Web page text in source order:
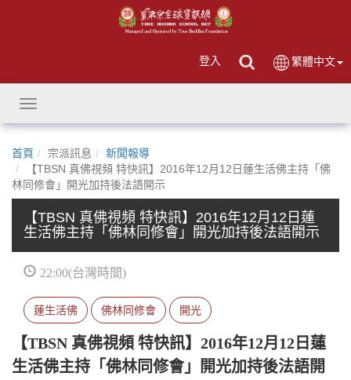
登入 繁體中文
Toggle
navigation
首頁 宗派訊息
新聞報導
【TBSN 真佛視頻 特快訊】2016年12月12日蓮生活佛主持「佛
林同修會」開光加持後法語開示
【TBSN 真佛視頻 特快訊】2016年12月12日蓮
生活佛主持「佛林同修會」開光加持後法語開示
22:00(台灣時間)
蓮生活佛 佛林同修會 開光
【TBSN 真佛視頻 特快訊】2016年12月12日蓮
生活佛主持「佛林同修會」開光加持後法語開